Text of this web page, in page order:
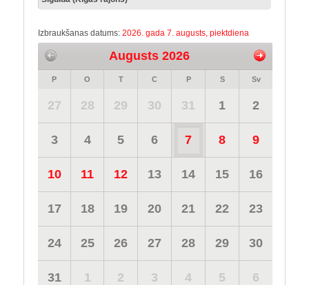
Izbraukšanas datums: 2026. gada 7. augusts, piektdiena
Augusts 2026
P O T C P S Sv
27 28 29 30 31 1 2
3 4 5 6 7 8 9
10 11 12 13 14 15 16
17 18 19 20 21 22 23
24 25 26 27 28 29 30
31 1 2 3 4 5 6